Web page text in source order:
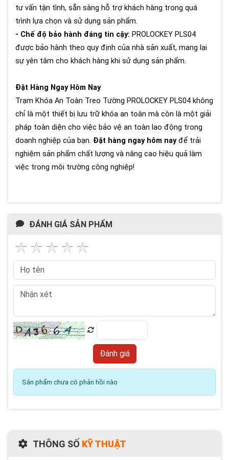
tư vấn tận tình, sẵn sàng hỗ trợ khách hàng trong quá
trình lựa chọn và sử dụng sản phẩm.
- Chế độ bảo hành đáng tin cậy: PROLOCKEY PLS04
được bảo hành theo quy định của nhà sản xuất, mang lại
sự yên tâm cho khách hàng khi sử dụng sản phẩm.
Đặt Hàng Ngay Hôm Nay
Trạm Khóa An Toàn Treo Tường PROLOCKEY PLS04 không
chỉ là một thiết bị lưu trữ khóa an toàn mà còn là một giải
pháp toàn diện cho việc bảo vệ an toàn lao động trong
doanh nghiệp của bạn. Đặt hàng ngay hôm nayđể trải
nghiệm sản phẩm chất lượng và nâng cao hiệu quả làm
việc trong môi trường công nghiệp!
ĐÁNH GIÁ SẢN PHẨM
Sản phẩm chưa có phản hồi nào
THÔNG SỐ KỸ THUẬT